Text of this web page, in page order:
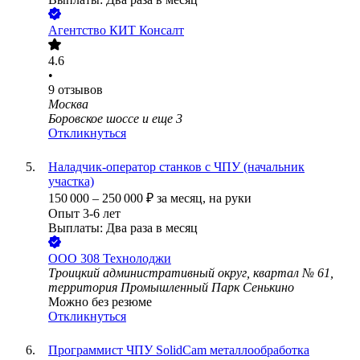
Агентство КИТ Консалт
4.6
•
9 отзывов
Москва
Боровское шоссе и еще 3
Откликнуться
Наладчик-оператор станков с ЧПУ (начальник
участка)
150 000 – 250 000 ₽ за месяц, на руки
Опыт 3-6 лет
Выплаты: Два раза в месяц
ООО 308 Технолоджи
Троицкий административный округ, квартал № 61,
территория Промышленный Парк Сенькино
Можно без резюме
Откликнуться
Программист ЧПУ SolidCam металлообработка